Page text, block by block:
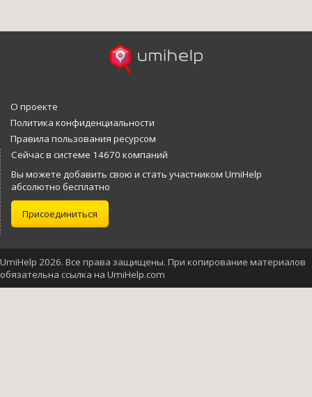
О проекте
Политика конфиденциальности
Правила пользования ресурсом
Сейчас в системе 14670 компаний
Вы можете добавить свою и стать участником UmiHelp
абсолютно бесплатно
Присоединиться
UmiHelp 2026. Все права защищены. При копирование материалов
обязательна ссылка на UmiHelp.com